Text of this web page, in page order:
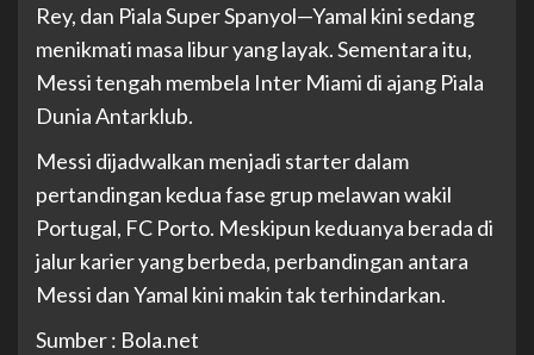
Rey, dan Piala Super Spanyol—Yamal kini sedang
menikmati masa libur yang layak. Sementara itu,
Messi tengah membela Inter Miami di ajang Piala
Dunia Antarklub.
Messi dijadwalkan menjadi starter dalam
pertandingan kedua fase grup melawan wakil
Portugal, FC Porto. Meskipun keduanya berada di
jalur karier yang berbeda, perbandingan antara
Messi dan Yamal kini makin tak terhindarkan.
Sumber : Bola.net